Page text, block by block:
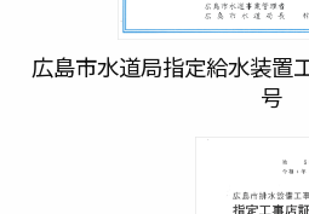
広島市水道局指定給水装置
号